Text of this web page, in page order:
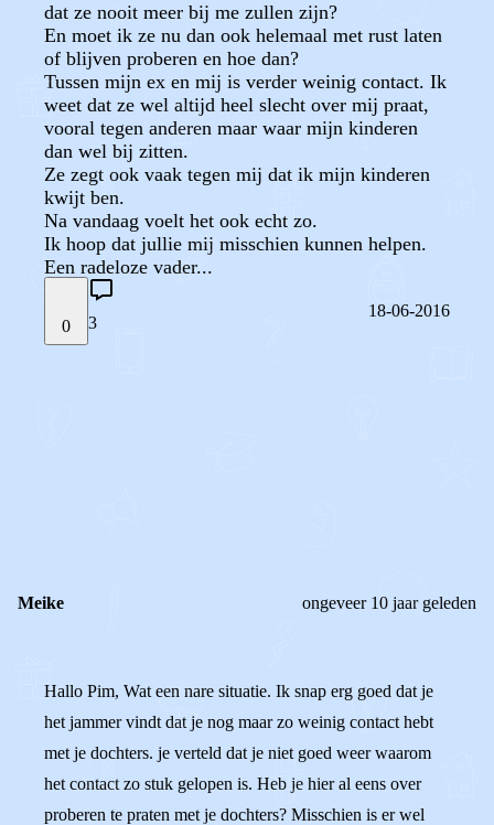
dat ze nooit meer bij me zullen zijn?
En moet ik ze nu dan ook helemaal met rust laten
of blijven proberen en hoe dan?
Tussen mijn ex en mij is verder weinig contact. Ik
weet dat ze wel altijd heel slecht over mij praat,
vooral tegen anderen maar waar mijn kinderen
dan wel bij zitten.
Ze zegt ook vaak tegen mij dat ik mijn kinderen
kwijt ben.
Na vandaag voelt het ook echt zo.
Ik hoop dat jullie mij misschien kunnen helpen.
Een radeloze vader...
0 3
18-06-2016
Meike ongeveer 10 jaar geleden
Hallo Pim, Wat een nare situatie. Ik snap erg goed dat je
het jammer vindt dat je nog maar zo weinig contact hebt
met je dochters. je verteld dat je niet goed weer waarom
het contact zo stuk gelopen is. Heb je hier al eens over
proberen te praten met je dochters? Misschien is er wel